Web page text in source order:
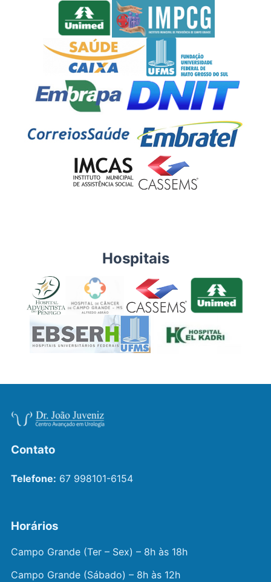
Hospitais
Contato
Telefone: 67 998101-6154
Horários
Campo Grande (Ter – Sex) – 8h às 18h
Campo Grande (Sábado) – 8h às 12h